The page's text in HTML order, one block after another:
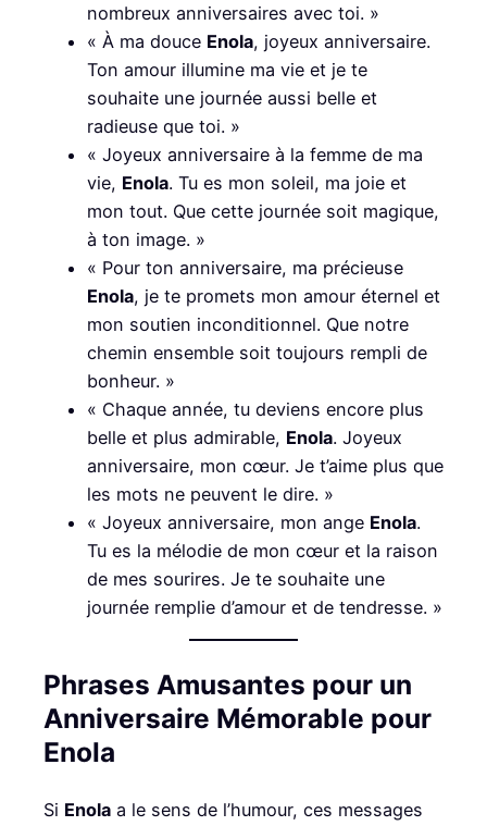
nombreux anniversaires avec toi. »
« À ma douce Enola, joyeux anniversaire.
Ton amour illumine ma vie et je te
souhaite une journée aussi belle et
radieuse que toi. »
« Joyeux anniversaire à la femme de ma
vie, Enola. Tu es mon soleil, ma joie et
mon tout. Que cette journée soit magique,
à ton image. »
« Pour ton anniversaire, ma précieuse
Enola, je te promets mon amour éternel et
mon soutien inconditionnel. Que notre
chemin ensemble soit toujours rempli de
bonheur. »
« Chaque année, tu deviens encore plus
belle et plus admirable, Enola. Joyeux
anniversaire, mon cœur. Je t’aime plus que
les mots ne peuvent le dire. »
« Joyeux anniversaire, mon ange Enola.
Tu es la mélodie de mon cœur et la raison
de mes sourires. Je te souhaite une
journée remplie d’amour et de tendresse. »
Phrases Amusantes pour un
Anniversaire Mémorable pour
Enola
Si Enola a le sens de l’humour, ces messages